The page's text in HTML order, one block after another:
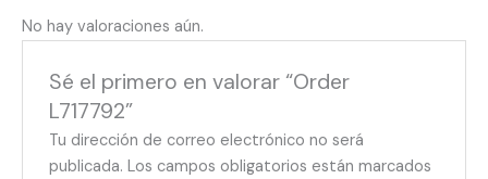
No hay valoraciones aún.
Sé el primero en valorar “Order
L717792”
Tu dirección de correo electrónico no será
publicada. Los campos obligatorios están marcados